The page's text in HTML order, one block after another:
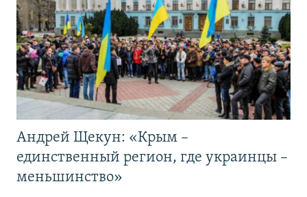
Андрей Щекун: «Крым –
единственный регион, где украинцы –
меньшинство»